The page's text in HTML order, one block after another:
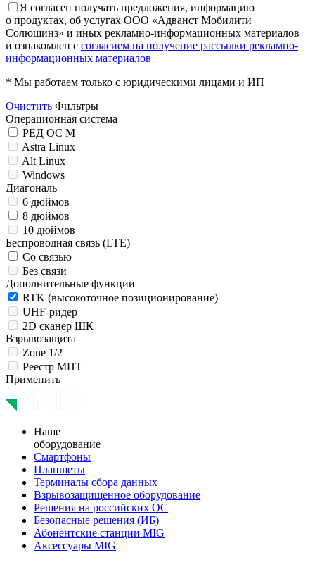
Я согласен получать предложения, информацию
о продуктах, об услугах ООО «Адванст Мобилити
Солюшинз» и иных рекламно-информационных материалов
и ознакомлен с согласием на получение рассылки рекламно-
информационных материалов
* Мы работаем только с юридическими лицами и ИП
Очистить Фильтры
Операционная система
РЕД ОС М
Astra Linux
Alt Linux
Windows
Диагональ
6 дюймов
8 дюймов
10 дюймов
Беспроводная связь (LTE)
Со связью
Без связи
Дополнительные функции
RTK (высокоточное позиционирование)
UHF-ридер
2D сканер ШК
Взрывозащита
Zone 1/2
Реестр МПТ
Применить
Наше
оборудование
Смартфоны
Планшеты
Терминалы сбора данных
Взрывозащищенное оборудование
Решения на российских ОС
Безопасные решения (ИБ)
Абонентские станции MIG
Аксессуары MIG